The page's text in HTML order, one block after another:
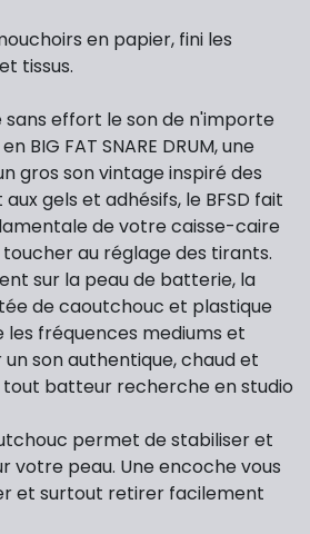
en papier, fini les
tissus.
sans effort le son de n'importe
BIG FAT SNARE DRUM, une
gros son vintage inspiré des
gels et adhésifs, le BFSD fait
de votre caisse-caire
au réglage des tirants.
sur la peau de batterie, la
de caoutchouc et plastique
les fréquences mediums et
son authentique, chaud et
tout batteur recherche en studio
permet de stabiliser et
votre peau. Une encoche vous
et surtout retirer facilement